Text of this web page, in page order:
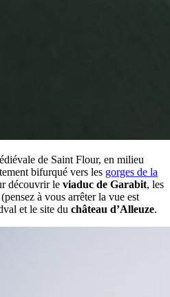
de Saint Flour, en milieu
bifurqué vers les gorges de la
découvrir le viaduc de Garabit, les
(pensez à vous arrêter la vue est
et le site du château d’Alleuze.